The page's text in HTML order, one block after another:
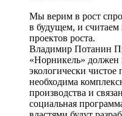
Мы верим в рост
в будущем, и
проектов роста.
Владимир Потанин
«Норникель» должен
экологически чистое
необходима
производства и
социальная